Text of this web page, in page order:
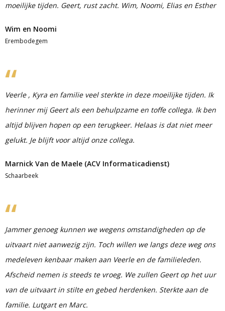
moeilijke tijden. Geert, rust zacht. Wim, Noomi, Elias en Esther
Wim en Noomi
Erembodegem
Veerle , Kyra en familie veel sterkte in deze moeilijke tijden. Ik
herinner mij Geert als een behulpzame en toffe collega. Ik ben
altijd blijven hopen op een terugkeer. Helaas is dat niet meer
gelukt. Je blijft voor altijd onze collega.
Marnick Van de Maele (ACV Informaticadienst)
Schaarbeek
Jammer genoeg kunnen we wegens omstandigheden op de
uitvaart niet aanwezig zijn. Toch willen we langs deze weg ons
medeleven kenbaar maken aan Veerle en de familieleden.
Afscheid nemen is steeds te vroeg. We zullen Geert op het uur
van de uitvaart in stilte en gebed herdenken. Sterkte aan de
familie. Lutgart en Marc.